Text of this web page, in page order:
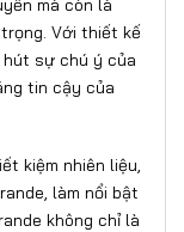
mà còn là
Với thiết kế
hút sự chú ý của
tin cậy của
kiệm nhiên liệu,
làm nổi bật
không chỉ là